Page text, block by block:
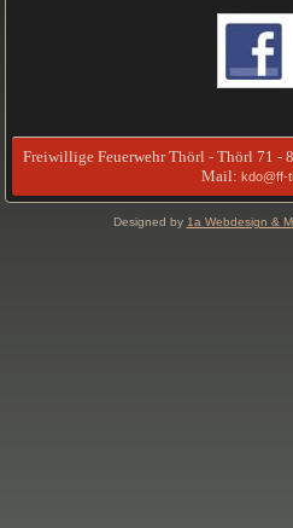
Freiwillige Feuerwehr Thörl - Thörl 71 -
Mail: kdo@ff-
Designed by 1a Webdesign &